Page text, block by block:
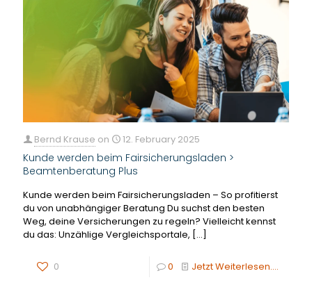
Bernd Krause on 12. February 2025
Kunde werden beim Fairsicherungsladen >
Beamtenberatung Plus
Kunde werden beim Fairsicherungsladen – So profitierst
du von unabhängiger Beratung Du suchst den besten
Weg, deine Versicherungen zu regeln? Vielleicht kennst
du das: Unzählige Vergleichsportale, […]
0 0 Jetzt Weiterlesen....